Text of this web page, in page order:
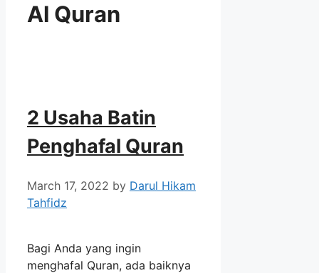
Al Quran
2 Usaha Batin
Penghafal Quran
March 17, 2022 by Darul Hikam
Tahfidz
Bagi Anda yang ingin
menghafal Quran, ada baiknya